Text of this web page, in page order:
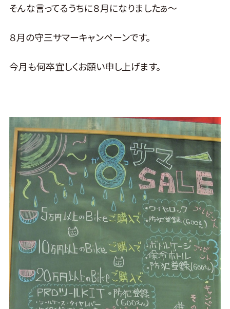
そんな言ってるうちに８月になりましたぁ～
８月の守三サマーキャンペーンです。
今月も何卒宜しくお願い申し上げます。